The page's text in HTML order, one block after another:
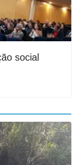
social